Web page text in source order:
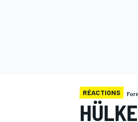
RÉACTIONS